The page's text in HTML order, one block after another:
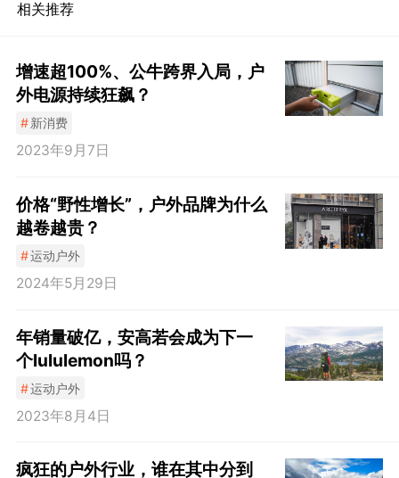
相关推荐
增速超100%、公牛跨界入局，户
外电源持续狂飙？
#新消费
2023年9月7日
价格“野性增长”，户外品牌为什么
越卷越贵？
#运动户外
2024年5月29日
年销量破亿，安高若会成为下一
个lululemon吗？
#运动户外
2023年8月4日
疯狂的户外行业，谁在其中分到